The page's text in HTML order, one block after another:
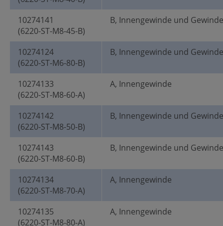
10274141
(6220-ST-M8-45-B)
B, Innengewinde und
10274124
(6220-ST-M6-80-B)
B, Innengewinde und
10274133
(6220-ST-M8-60-A)
A, Innengewinde
10274142
(6220-ST-M8-50-B)
B, Innengewinde und
10274143
(6220-ST-M8-60-B)
B, Innengewinde und
10274134
(6220-ST-M8-70-A)
A, Innengewinde
10274135
(6220-ST-M8-80-A)
A, Innengewinde